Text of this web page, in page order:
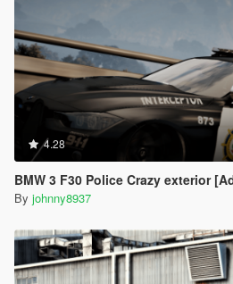
4.28
BMW 3 F30 Police Crazy exterior [Add-
By johnny8937